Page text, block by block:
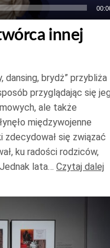
innej
dansing, brydż” przybliża
przyglądając się
ale także
międzywojenne
zdecydował się związać
ku radości rodziców,
lata… Czytaj dalej